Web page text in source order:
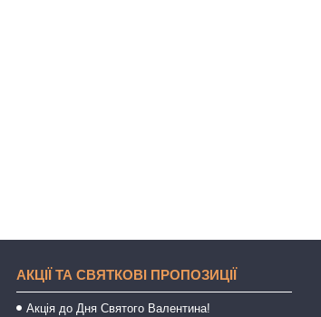
АКЦІЇ ТА СВЯТКОВІ ПРОПОЗИЦІЇ
Акція до Дня Святого Валентина!